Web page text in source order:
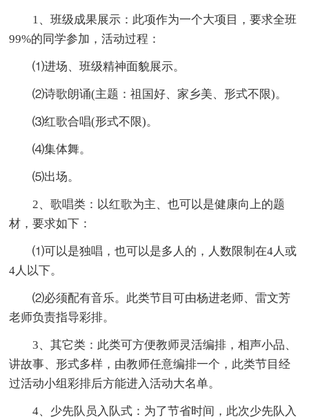
1、班级成果展示：此项作为一个大项目，要求全班
99%的同学参加，活动过程：
⑴进场、班级精神面貌展示。
⑵诗歌朗诵(主题：祖国好、家乡美、形式不限)。
⑶红歌合唱(形式不限)。
⑷集体舞。
⑸出场。
2、歌唱类：以红歌为主、也可以是健康向上的题
材，要求如下：
⑴可以是独唱，也可以是多人的，人数限制在4人或
4人以下。
⑵必须配有音乐。此类节目可由杨进老师、雷文芳
老师负责指导彩排。
3、其它类：此类可方便教师灵活编排，相声小品、
讲故事、形式多样，由教师任意编排一个，此类节目经
过活动小组彩排后方能进入活动大名单。
4、少先队员入队式：为了节省时间，此次少先队入